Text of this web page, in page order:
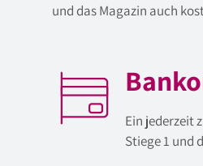
und das Magazin auch
Ein jederzeit
Stiege 1 und